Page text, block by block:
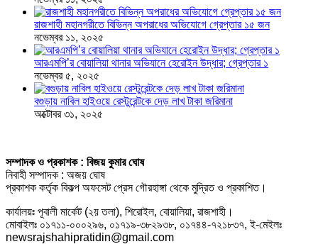
রাজশাহী মহানগরীতে বিভিন্ন অপরাধের অভিযোগে গ্রেপ্তার ১৫ জন
নভেম্বর ১১, ২০২৫
আরএমপি’র বোয়ালিয়া থানার অভিযানে হেরোইন উদ্ধার; গ্রেপ্তার ১
নভেম্বর ৫, ২০২৫
বগুড়ায় নাবিল হাইওয়ে রেস্টুরেন্টকে দেড় লাখ টাকা জরিমানা
অক্টোবর ৩১, ২০২৫
সম্পাদক ও প্রকাশক : বিজয় কুমার ঘোষ
নিবাহী সম্পাদক : অজয় ঘোষ
প্রকাশক কর্তৃক বিকল্প অফসেট প্রেস গৌরহাঙ্গা থেকে মুদ্রিত ও প্রকাশিত।
কার্যালয়ঃ পূবালী মার্কেট (২য় তলা), শিরোইল, বোয়ালিয়া, রাজশাহী।
মোবাইলঃ ০১৭১১-০০০২৯৬, ০১৭১৯-৩৮২৯৩৮, ০১৭৪৪-৭২১৮৩৭, ই-মেইলঃ
newsrajshahipratidin@gmail.com